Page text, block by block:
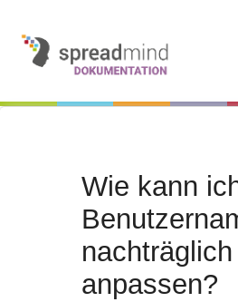
Wie kann
nachträglich
anpassen?